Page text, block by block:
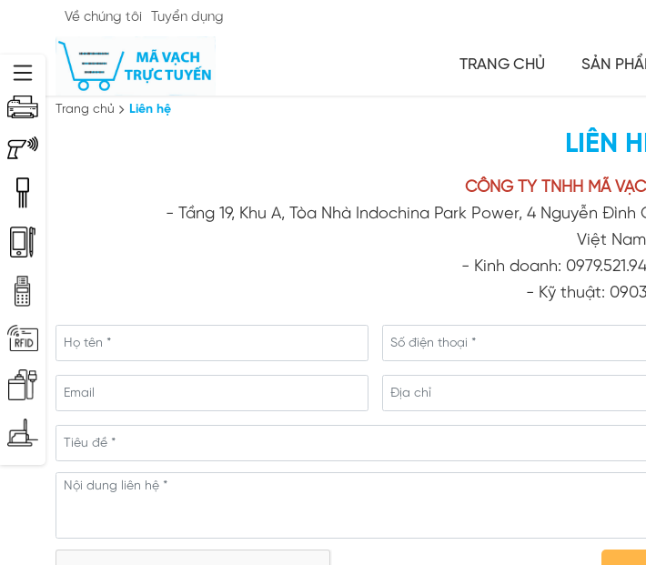
Về chúng tôi Tuyển dụng
TRANG CHỦ SẢN
Trang chủ Liên hệ
LIÊN
CÔNG TY TNHH MÃ
- Tầng 19, Khu A, Tòa Nhà Indochina Park Power, 4 Nguyễn
Việt Nam
- Kinh doanh:
- Kỹ thuật: